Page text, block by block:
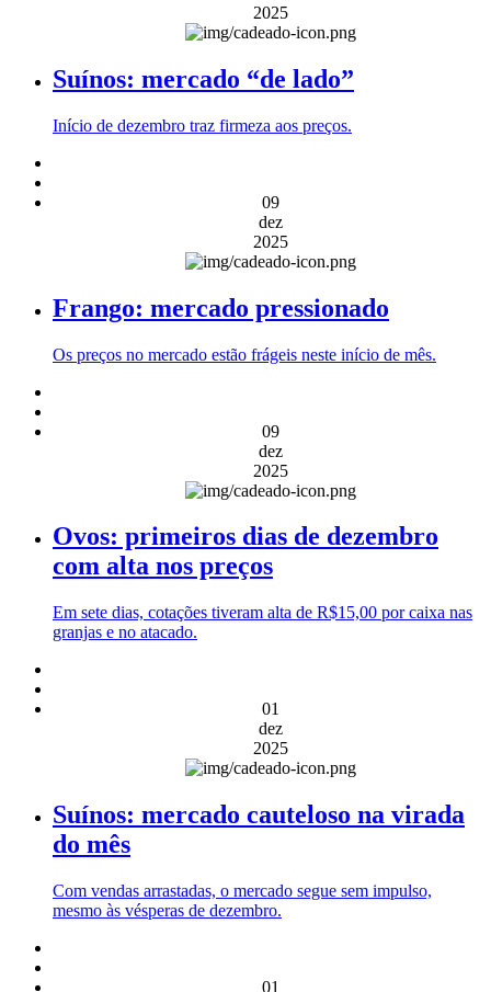
2025
Suínos: mercado “de lado”
Início de dezembro traz firmeza aos preços.
09
dez
2025
Frango: mercado pressionado
Os preços no mercado estão frágeis neste início de mês.
09
dez
2025
Ovos: primeiros dias de dezembro
com alta nos preços
Em sete dias, cotações tiveram alta de R$15,00 por caixa nas
granjas e no atacado.
01
dez
2025
Suínos: mercado cauteloso na virada
do mês
Com vendas arrastadas, o mercado segue sem impulso,
mesmo às vésperas de dezembro.
01